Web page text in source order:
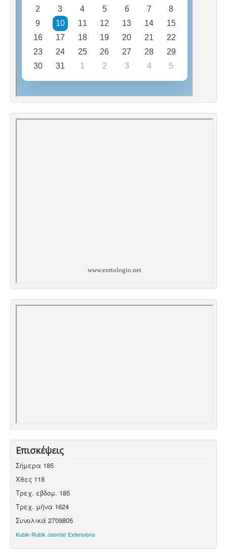
Επισκέψεις
Σήμερα 185
Χθες 118
Τρεχ. εβδομ. 185
Τρεχ. μήνα 1624
Συνολικά 2709805
Kubik-Rubik Joomla! Extensions